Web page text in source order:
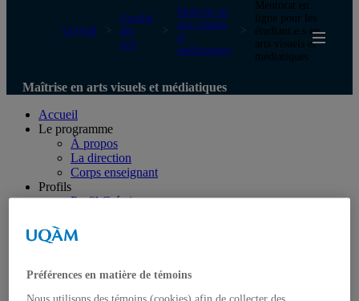
UQAM
Faculté
des
arts
Maîtrise en
arts visuels
et
médiatiques
Mentorat en
ligne pour les
étudiant.e.s en
arts visuels et
médiatiques
Maîtrise en arts visuels et médiatiques
Accueil
Le programme
À propos
La direction
Corps enseignant
Profils
Profil Création
Recherche création
Unités de recherche
Ateliers ouverts
Préférences en matière de témoins